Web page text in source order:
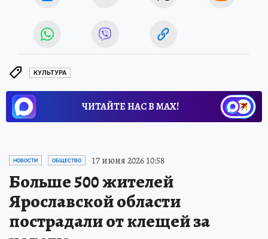
КУЛЬТУРА
ЧИТАЙТЕ НАС В МАХ!
НОВОСТИ ОБЩЕСТВО 17 июня 2026 10:58
Больше 500 жителей
Ярославской области
пострадали от клещей за